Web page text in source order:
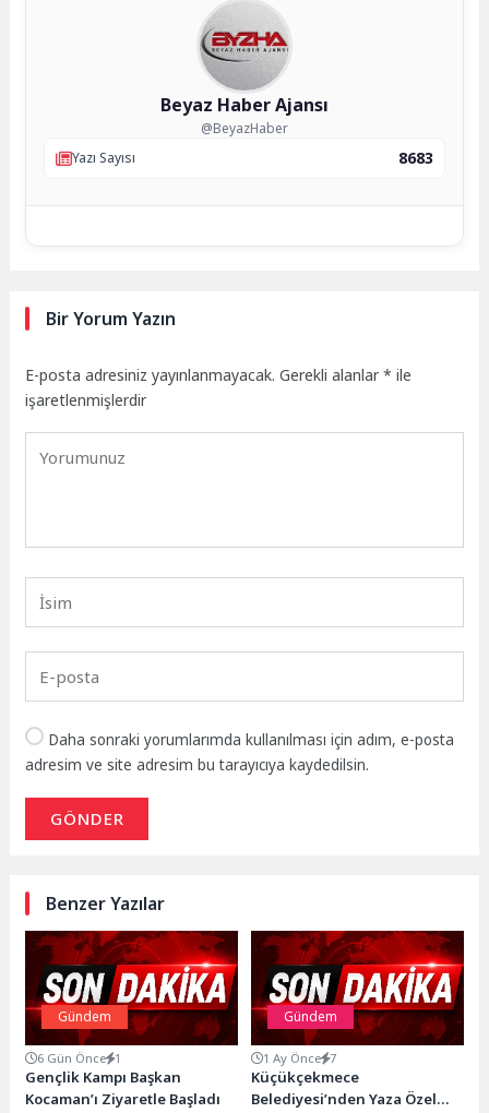
Beyaz Haber Ajansı
@BeyazHaber
Yazı Sayısı
8683
Bir Yorum Yazın
E-posta adresiniz yayınlanmayacak. Gerekli alanlar* ile
işaretlenmişlerdir
Daha sonraki yorumlarımda kullanılması için adım, e-posta
adresim ve site adresim bu tarayıcıya kaydedilsin.
GÖNDER
Benzer Yazılar
Gündem
6 Gün Önce 1
Gençlik Kampı Başkan
Kocaman’ı Ziyaretle Başladı
Gündem
1 Ay Önce 7
Küçükçekmece
Belediyesi’nden Yaza Özel